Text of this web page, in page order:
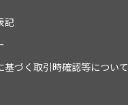
記
づく取引時確認等について